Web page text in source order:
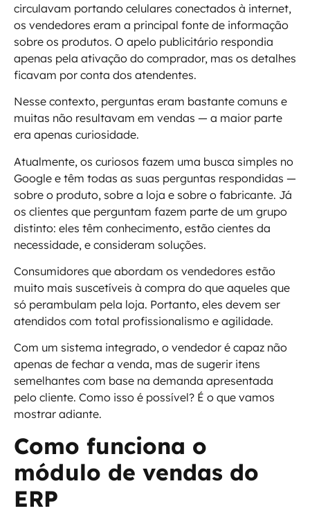
circulavam portando celulares conectados à internet,
os vendedores eram a principal fonte de informação
sobre os produtos. O apelo publicitário respondia
apenas pela ativação do comprador, mas os detalhes
ficavam por conta dos atendentes.
Nesse contexto, perguntas eram bastante comuns e
muitas não resultavam em vendas — a maior parte
era apenas curiosidade.
Atualmente, os curiosos fazem uma busca simples no
Google e têm todas as suas perguntas respondidas —
sobre o produto, sobre a loja e sobre o fabricante. Já
os clientes que perguntam fazem parte de um grupo
distinto: eles têm conhecimento, estão cientes da
necessidade, e consideram soluções.
Consumidores que abordam os vendedores estão
muito mais suscetíveis à compra do que aqueles que
só perambulam pela loja. Portanto, eles devem ser
atendidos com total profissionalismo e agilidade.
Com um sistema integrado, o vendedor é capaz não
apenas de fechar a venda, mas de sugerir itens
semelhantes com base na demanda apresentada
pelo cliente. Como isso é possível? É o que vamos
mostrar adiante.
Como funciona o
módulo de vendas do
ERP